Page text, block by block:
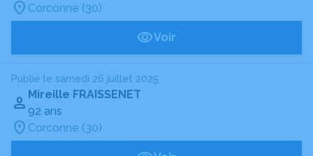
Corconne (30)
Voir
Publié le samedi 26 juillet 2025
Mireille FRAISSENET
92 ans
Corconne (30)